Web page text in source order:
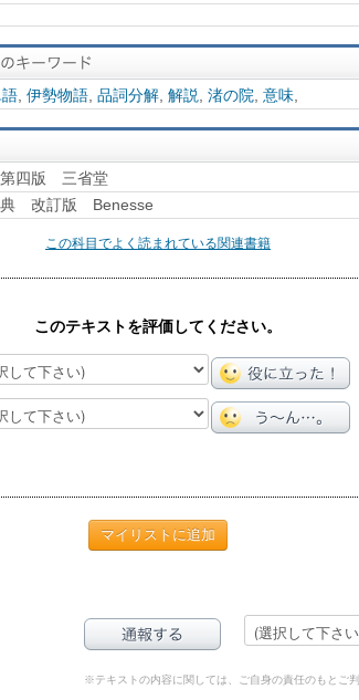
伊勢物語 品詞分解 解説 渚の院 意味
四版 三省堂
典 改訂版 Benesse
この科目でよく読まれている関連書籍
このテキストを評価してください。
マイリストに追加
※テキストの内容に関しては、ご自身の責任のもとご